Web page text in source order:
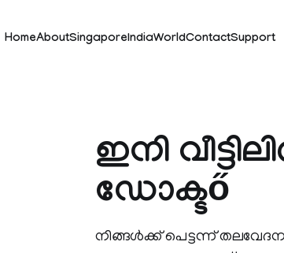
HomeAboutSingaporeIndiaWorldContactSupport
ഇനി
ഡോക്ടő
നിങ്ങള്‍ക്ക് പെട്ടന്ന്